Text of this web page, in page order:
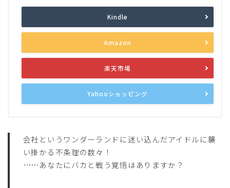
Kindle
Amazon
楽天市場
Yahooショッピング
会社というワンダーランドに迷い込んだアイドルに襲
い掛かる不条理の数々！
……あなたにバカと戦う覚悟はありますか？